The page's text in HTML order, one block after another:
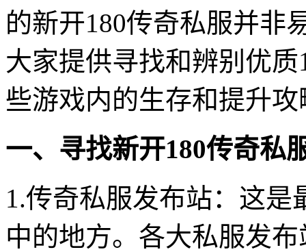
的新开180传奇私服并非
大家提供寻找和辨别优
些游戏内的生存和提升攻
一、寻找新开180传奇私
1.传奇私服发布站：这
中的地方。各大私服发